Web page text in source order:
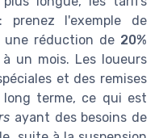
prenez l'exemple de
réduction de 20%
à un mois. Les loueurs
et des remises
terme, ce qui est
ayant des besoins de